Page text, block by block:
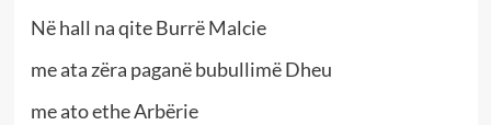
Në hall na qite Burrë Malcie
me ata zëra paganë bubullimë Dheu
me ato ethe Arbërie